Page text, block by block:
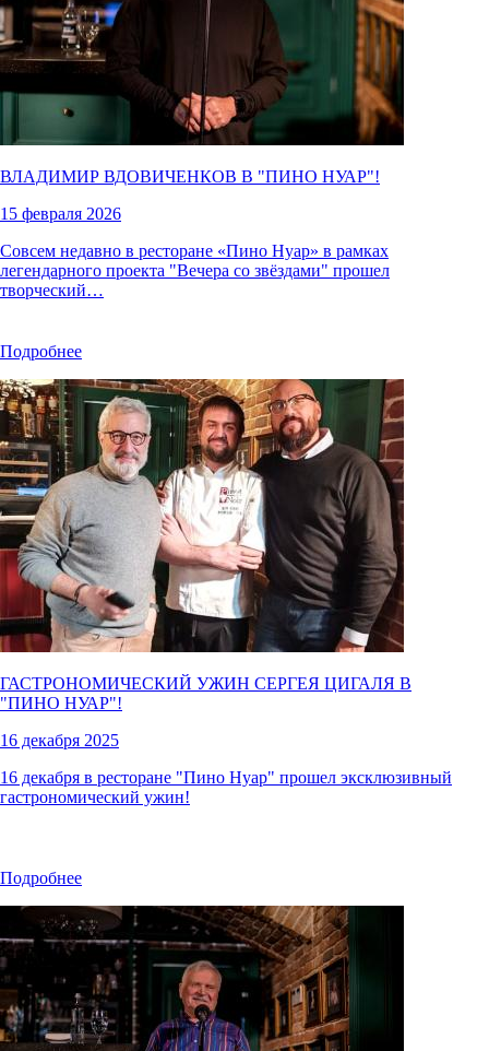
ВЛАДИМИР ВДОВИЧЕНКОВ В "ПИНО НУАР"!
15 февраля 2026
Совсем недавно в ресторане «Пино Нуар» в рамках
легендарного проекта "Вечера со звёздами" прошел
творческий…
Подробнее
ГАСТРОНОМИЧЕСКИЙ УЖИН СЕРГЕЯ ЦИГАЛЯ В
"ПИНО НУАР"!
16 декабря 2025
16 декабря в ресторане "Пино Нуар" прошел эксклюзивный
гастрономический ужин!
Подробнее